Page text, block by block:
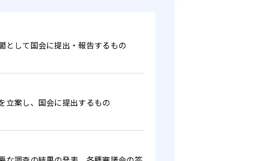
として国会に提出・報告するもの
立案し、国会に提出するもの